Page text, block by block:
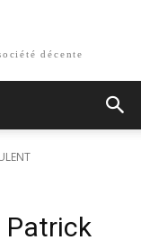
décente
Patrick